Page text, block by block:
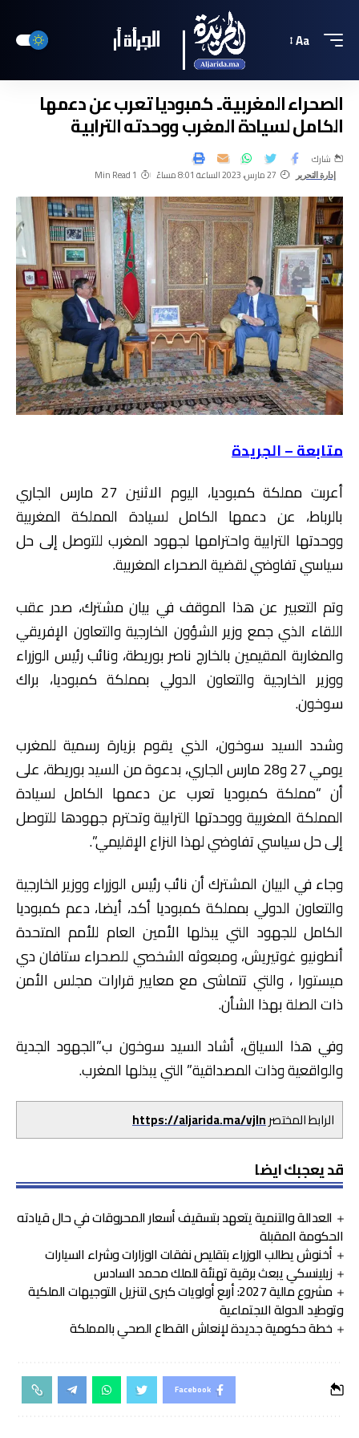
Aa
الصحراء المغربية.. كمبوديا تعرب عن دعمها
الكامل لسيادة المغرب ووحدته الترابية
إدارة التحرير 27 مارس، 2023 الساعة 8:01 مساءً 1 Min Read
شارك
متابعة – الجريدة
أعربت مملكة كمبوديا، اليوم الاثنين 27 مارس الجاري
بالرباط، عن دعمها الكامل لسيادة المملكة المغربية
ووحدتها الترابية واحترامها لجهود المغرب للتوصل إلى حل
سياسي تفاوضي لقضية الصحراء المغربية.
وتم التعبير عن هذا الموقف في بيان مشترك، صدر عقب
اللقاء الذي جمع وزير الشؤون الخارجية والتعاون الإفريقي
والمغاربة المقيمين بالخارج ناصر بوريطة، ونائب رئيس الوزراء
ووزير الخارجية والتعاون الدولي بمملكة كمبوديا، براك
سوخون.
وشدد السيد سوخون، الذي يقوم بزيارة رسمية للمغرب
يومي 27 و28 مارس الجاري، بدعوة من السيد بوريطة، على
أن “مملكة كمبوديا تعرب عن دعمها الكامل لسيادة
المملكة المغربية ووحدتها الترابية وتحترم جهودها للتوصل
إلى حل سياسي تفاوضي لهذا النزاع الإقليمي”.
وجاء في البيان المشترك أن نائب رئيس الوزراء ووزير الخارجية
والتعاون الدولي بمملكة كمبوديا أكد، أيضا، دعم كمبوديا
الكامل للجهود التي يبذلها الأمين العام للأمم المتحدة
أنطونيو غوتيريش، ومبعوثه الشخصي للصحراء ستافان دي
ميستورا ، والتي تتماشى مع معايير قرارات مجلس الأمن
ذات الصلة بهذا الشأن.
وفي هذا السياق، أشاد السيد سوخون ب”الجهود الجدية
والواقعية وذات المصداقية” التي يبذلها المغرب.
الرابط المختصرhttps://aljarida.ma/vjln
قد يعجبك ايضا
العدالة والتنمية يتعهد بتسقيف أسعار المحروقات في حال قيادته
الحكومة المقبلة
أخنوش يطالب الوزراء بتقليص نفقات الوزارات وشراء السيارات
زيلينسكي يبعث برقية تهنئة للملك محمد السادس
مشروع مالية 2027: أربع أولويات كبرى لتنزيل التوجيهات الملكية
وتوطيد الدولة الاجتماعية
خطة حكومية جديدة لإنعاش القطاع الصحي بالمملكة
Facebook